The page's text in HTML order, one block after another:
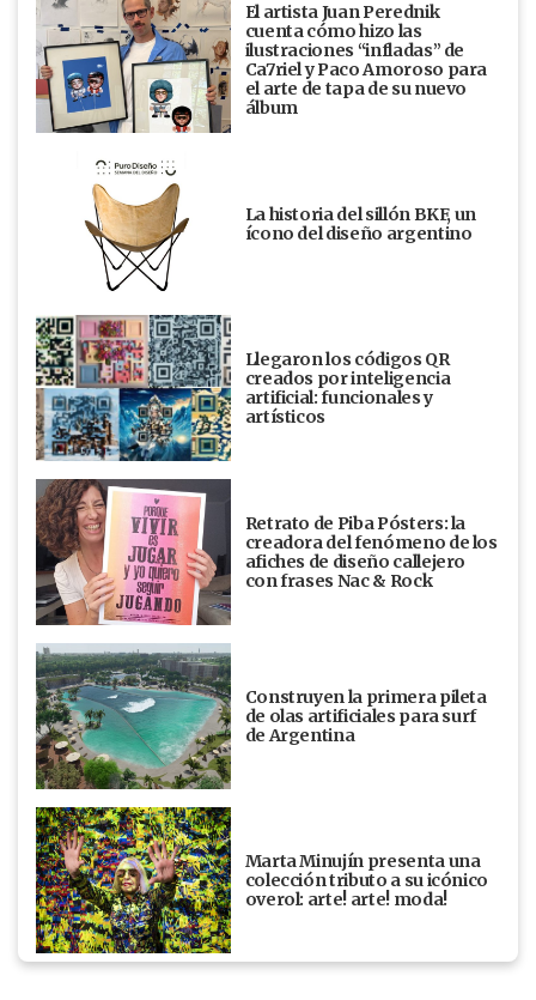
El artista Juan Perednik
cuenta cómo hizo las
ilustraciones “infladas” de
Ca7riel y Paco Amoroso para
el arte de tapa de su nuevo
álbum
La historia del sillón BKF, un
ícono del diseño argentino
Llegaron los códigos QR
creados por inteligencia
artificial: funcionales y
artísticos
Retrato de Piba Pósters: la
creadora del fenómeno de los
afiches de diseño callejero
con frases Nac & Rock
Construyen la primera pileta
de olas artificiales para surf
de Argentina
Marta Minujín presenta una
colección tributo a su icónico
overol: arte! arte! moda!